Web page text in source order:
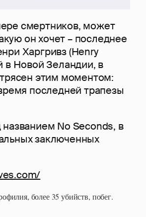
смертников, может
он хочет – последнее
Харгривз (Henry
в Новой Зеландии, в
этим моментом:
последней трапезы
No Seconds, в
заключенных
более 35 убийств, побег.